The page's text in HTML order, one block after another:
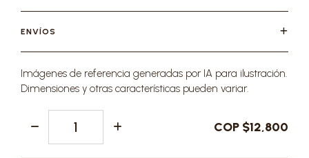
ENVÍOS
Imágenes de referencia generadas por IA para ilustración.
Dimensiones y otras características pueden variar.
COP $12,800